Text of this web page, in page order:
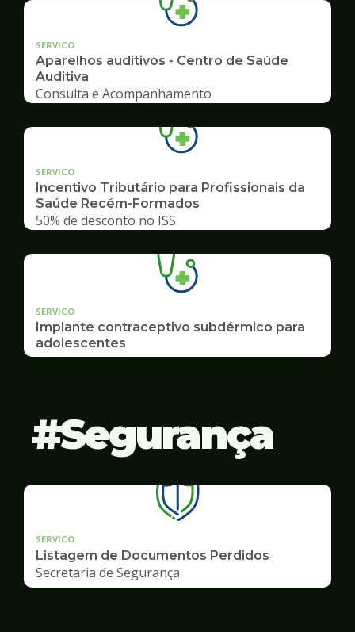
SERVICO
Aparelhos auditivos - Centro de Saúde
Auditiva
Consulta e Acompanhamento
SERVICO
Incentivo Tributário para Profissionais da
Saúde Recém-Formados
50% de desconto no ISS
SERVICO
Implante contraceptivo subdérmico para
adolescentes
Segurança
SERVICO
Listagem de Documentos Perdidos
Secretaria de Segurança